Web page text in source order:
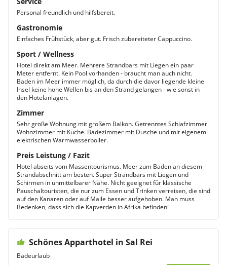
Personal freundlich und hilfsbereit.
Gastronomie
Einfaches Frühstück, aber gut. Frisch zubereiteter Cappuccino.
Sport / Wellness
Hotel direkt am Meer. Mehrere Strandbars mit Liegen ein paar
Meter entfernt. Kein Pool vorhanden - braucht man auch nicht.
Baden im Meer immer möglich, da durch die davor liegende kleine
Insel keine hohe Wellen bis an den Strand gelangen - wie sonst in
den Hotelanlagen.
Zimmer
Sehr große Wohnung mit großem Balkon. Getrenntes Schlafzimmer.
Wohnzimmer mit Küche. Badezimmer mit Dusche und mit eigenem
elektrischen Warmwasserboiler.
Preis Leistung / Fazit
Hotel abseits vom Massentourismus. Meer zum Baden an diesem
Strandabschnitt am besten. Super Strandbars mit Liegen und
Schirmen in unmittelbarer Nähe. Nicht geeignet für klassische
Pauschaltouristen, die nur zum Essen und Trinken verreisen, die sind
auf den Kanaren oder auf Malle besser aufgehoben. Man muss
Bedenken, dass sich die Kapverden in Afrika befinden!
Schönes Apparthotel in Sal Rei
Badeurlaub